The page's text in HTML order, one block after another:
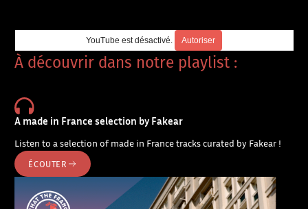
YouTube est désactivé. Autoriser
À découvrir dans notre playlist :
A made in France selection by Fakear
Listen to a selection of made in France tracks curated by Fakear !
ÉCOUTER